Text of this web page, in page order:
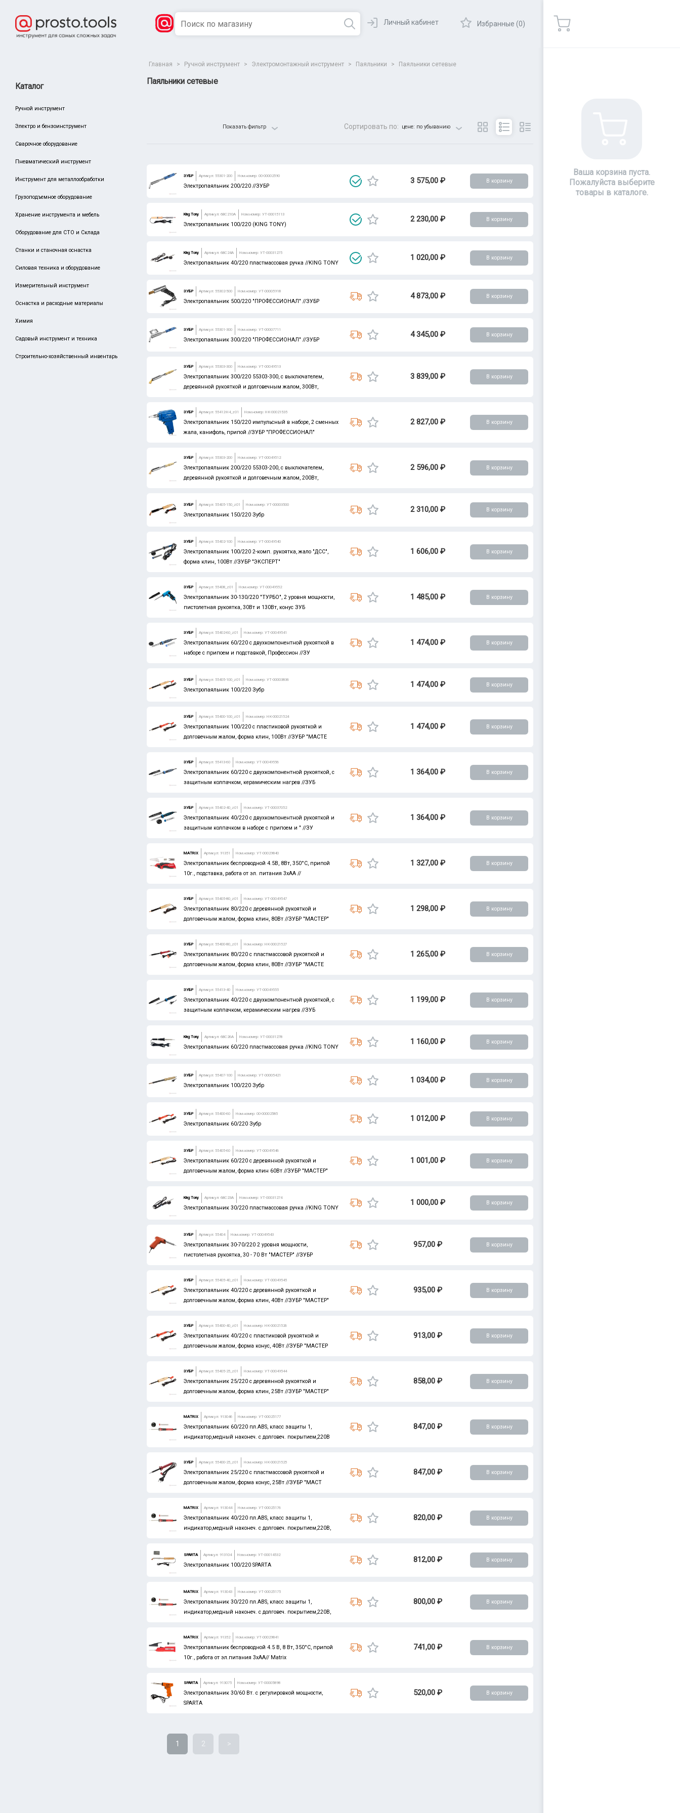
Личный кабинет Избранные (0)
Каталог
Ручной инструмент
Электро и бензоинструмент
Сварочное оборудование
Пневматический инструмент
Инструмент для металлообработки
Грузоподъемное оборудование
Хранение инструмента и мебель
Оборудование для СТО и Склада
Станки и станочная оснастка
Силовая техника и оборудование
Измерительный инструмент
Оснастка и расходные материалы
Химия
Садовый инструмент и техника
Строительно-хозяйственный инвентарь
Ваша корзина пуста.
Пожалуйста выберите
товары в каталоге.
Главная > Ручной инструмент > Электромонтажный инструмент > Паяльники > Паяльники сетевые
Паяльники сетевые
Показать фильтр Сортировать по: цене: по убыванию
СИБРТЕХ
Россия
ЗУБР Артикул: 55301-200 Ном.номер: 00-00002590
Электропаяльник 200/220 //ЗУБР
3 575,00 ₽ В корзину
King Tony Артикул: 6BC210A Ном.номер: УТ-00015113
Электропаяльник 100/220 (KING TONY)
2 230,00 ₽ В корзину
King Tony Артикул: 6BC24A Ном.номер: УТ-00031275
Электропаяльник 40/220 пластмассовая ручка //KING TONY
1 020,00 ₽ В корзину
ЗУБР Артикул: 55302-500 Ном.номер: УТ-00005918
Электропаяльник 500/220 "ПРОФЕССИОНАЛ" //ЗУБР
4 873,00 ₽ В корзину
ЗУБР Артикул: 55301-300 Ном.номер: УТ-00007711
Электропаяльник 300/220 "ПРОФЕССИОНАЛ" //ЗУБР
4 345,00 ₽ В корзину
ЗУБР Артикул: 55303-300 Ном.номер: УТ-00049513
Электропаяльник 300/220 55303-300, с выключателем,
деревянной рукояткой и долговечным жалом, 300Вт,
3 839,00 ₽ В корзину
ЗУБР Артикул: 55412-H4_z01 Ном.номер: НК-00021535
Электропаяльник 150/220 импульсный в наборе, 2 сменных
жала, канифоль, припой //ЗУБР "ПРОФЕССИОНАЛ"
2 827,00 ₽ В корзину
ЗУБР Артикул: 55303-200 Ном.номер: УТ-00049512
Электропаяльник 200/220 55303-200, с выключателем,
деревянной рукояткой и долговечным жалом, 200Вт,
2 596,00 ₽ В корзину
ЗУБР Артикул: 55405-150_z01 Ном.номер: УТ-00003500
Электропаяльник 150/220 Зубр
2 310,00 ₽ В корзину
ЗУБР Артикул: 55402-100 Ном.номер: УТ-00049540
Электропаяльник 100/220 2-комп. рукоятка, жало "ДСС",
форма клин, 100Вт //ЗУБР "ЭКСПЕРТ"
1 606,00 ₽ В корзину
ЗУБР Артикул: 55408_z01 Ном.номер: УТ-00049552
Электропаяльник 30-130/220 "ТУРБО", 2 уровня мощности,
пистолетная рукоятка, 30Вт и 130Вт, конус ЗУБ
1 485,00 ₽ В корзину
ЗУБР Артикул: 55402-60_z01 Ном.номер: УТ-00049541
Электропаяльник 60/220 c двухкомпонентной рукояткой в
наборе с припоем и подставкой, Профессион //ЗУ
1 474,00 ₽ В корзину
ЗУБР Артикул: 55405-100_z01 Ном.номер: УТ-00003836
Электропаяльник 100/220 Зубр
1 474,00 ₽ В корзину
ЗУБР Артикул: 55400-100_z01 Ном.номер: НК-00021524
Электропаяльник 100/220 с пластиковой рукояткой и
долговечным жалом, форма клин, 100Вт //ЗУБР "МАСТЕ
1 474,00 ₽ В корзину
ЗУБР Артикул: 55413-60 Ном.номер: УТ-00049556
Электропаяльник 60/220 с двухкомпонентной рукояткой, с
защитным колпачком, керамическим нагрев //ЗУБ
1 364,00 ₽ В корзину
ЗУБР Артикул: 55402-40_z01 Ном.номер: УТ-00037052
Электропаяльник 40/220 с двухкомпонентной рукояткой и
защитным колпачком в наборе с припоем и " //ЗУ
1 364,00 ₽ В корзину
MATRIX Артикул: 91351 Ном.номер: УТ-00029840
Электропаяльник беспроводной 4.5В, 8Вт, 350°С, припой
10г., подставка, работа от эл. питания 3хАА //
1 327,00 ₽ В корзину
ЗУБР Артикул: 55405-80_z01 Ном.номер: УТ-00049547
Электропаяльник 80/220 с деревянной рукояткой и
долговечным жалом, форма клин, 80Вт //ЗУБР "МАСТЕР"
1 298,00 ₽ В корзину
ЗУБР Артикул: 55400-80_z01 Ном.номер: НК-00021527
Электропаяльник 80/220 с пластмассовой рукояткой и
долговечным жалом, форма клин, 80Вт //ЗУБР "МАСТЕ
1 265,00 ₽ В корзину
ЗУБР Артикул: 55413-40 Ном.номер: УТ-00049555
Электропаяльник 40/220 с двухкомпонентной рукояткой, с
защитным колпачком, керамическим нагрев //ЗУБ
1 199,00 ₽ В корзину
King Tony Артикул: 6BC26A Ном.номер: УТ-00031278
Электропаяльник 60/220 пластмассовая ручка //KING TONY
1 160,00 ₽ В корзину
ЗУБР Артикул: 55407-100 Ном.номер: УТ-00005421
Электропаяльник 100/220 Зубр
1 034,00 ₽ В корзину
ЗУБР Артикул: 55400-60 Ном.номер: 00-00002585
Электропаяльник 60/220 Зубр
1 012,00 ₽ В корзину
ЗУБР Артикул: 55405-60 Ном.номер: УТ-00049546
Электропаяльник 60/220 с деревянной рукояткой и
долговечным жалом, форма клин 60Вт //ЗУБР "МАСТЕР"
1 001,00 ₽ В корзину
King Tony Артикул: 6BC23A Ном.номер: УТ-00031274
Электропаяльник 30/220 пластмассовая ручка //KING TONY
1 000,00 ₽ В корзину
ЗУБР Артикул: 55404 Ном.номер: УТ-00049543
Электропаяльник 30-70/220 2 уровня мощности,
пистолетная рукоятка, 30 - 70 Вт "МАСТЕР" //ЗУБР
957,00 ₽ В корзину
ЗУБР Артикул: 55405-40_z01 Ном.номер: УТ-00049545
Электропаяльник 40/220 с деревянной рукояткой и
долговечным жалом, форма клин, 40Вт //ЗУБР "МАСТЕР"
935,00 ₽ В корзину
ЗУБР Артикул: 55400-40_z01 Ном.номер: НК-00021526
Электропаяльник 40/220 с пластиковой рукояткой и
долговечным жалом, форма конус, 40Вт //ЗУБР "МАСТЕР
913,00 ₽ В корзину
ЗУБР Артикул: 55405-25_z01 Ном.номер: УТ-00049544
Электропаяльник 25/220 с деревянной рукояткой и
долговечным жалом, форма клин, 25Вт //ЗУБР "МАСТЕР"
858,00 ₽ В корзину
MATRIX Артикул: 913046 Ном.номер: УТ-00025177
Электропаяльник 60/220 пл.ABS, класс защиты 1,
индикатор,медный наконеч. с долговеч. покрытием,220В
847,00 ₽ В корзину
ЗУБР Артикул: 55400-25_z01 Ном.номер: НК-00021525
Электропаяльник 25/220 с пластмассовой рукояткой и
долговечным жалом, форма конус, 25Вт //ЗУБР "МАСТ
847,00 ₽ В корзину
MATRIX Артикул: 913044 Ном.номер: УТ-00025176
Электропаяльник 40/220 пл.ABS, класс защиты 1,
индикатор,медный наконеч. с долговеч. покрытием,220В,
820,00 ₽ В корзину
SPARTA Артикул: 913104 Ном.номер: УТ-00014532
Электропаяльник 100/220 SPARTA
812,00 ₽ В корзину
MATRIX Артикул: 913043 Ном.номер: УТ-00025175
Электропаяльник 30/220 пл.ABS, класс защиты 1,
индикатор,медный наконеч. с долговеч. покрытием,220В,
800,00 ₽ В корзину
MATRIX Артикул: 91352 Ном.номер: УТ-00029841
Электропаяльник беспроводной 4.5 В, 8 Вт, 350°С, припой
10г., работа от эл.питания 3хАА// Matrix
741,00 ₽ В корзину
SPARTA Артикул: 913075 Ном.номер: УТ-00005898
Электропаяльник 30/60 Вт. с регулировкой мощности,
SPARTA
520,00 ₽ В корзину
1 2 >